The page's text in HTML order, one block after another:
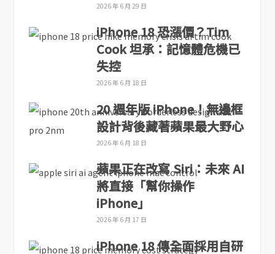
2026 年 6 月 29 日
iPhone 18 恐漲價？Tim
Cook 坦承：記憶體危機已
失控
2026 年 6 月 18 日
20 週年版 iPhone！無邊框
設計背後藏著蘋果最大野心
2026 年 6 月 18 日
蘋果正在改寫 Siri：未來 AI
將直接「幫你操作
iPhone」
2026 年 6 月 17 日
iPhone 18 傳全面採用自研